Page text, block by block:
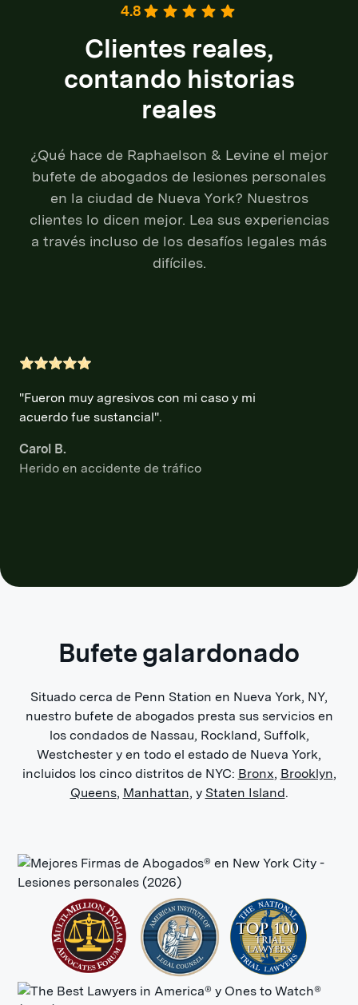
4.8
Clientes reales,
contando historias
reales
¿Qué hace de Raphaelson & Levine el mejor
bufete de abogados de lesiones personales
en la ciudad de Nueva York? Nuestros
clientes lo dicen mejor. Lea sus experiencias
a través incluso de los desafíos legales más
difíciles.
"Fueron muy agresivos con mi caso y mi
acuerdo fue sustancial".
Carol B.
Herido en accidente de tráfico
Bufete galardonado
Situado cerca de Penn Station en Nueva York, NY,
nuestro bufete de abogados presta sus servicios en
los condados de Nassau, Rockland, Suffolk,
Westchester y en todo el estado de Nueva York,
incluidos los cinco distritos de NYC: Bronx, Brooklyn,
Queens, Manhattan, y Staten Island.